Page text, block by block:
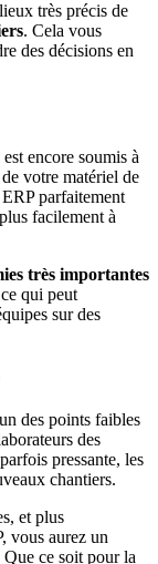
très précis de
. Cela vous
des décisions en
encore soumis à
votre matériel de
parfaitement
facilement à
très importantes
qui peut
sur des
des points faibles
des
pressante, les
chantiers.
et plus
vous aurez un
ce soit pour la